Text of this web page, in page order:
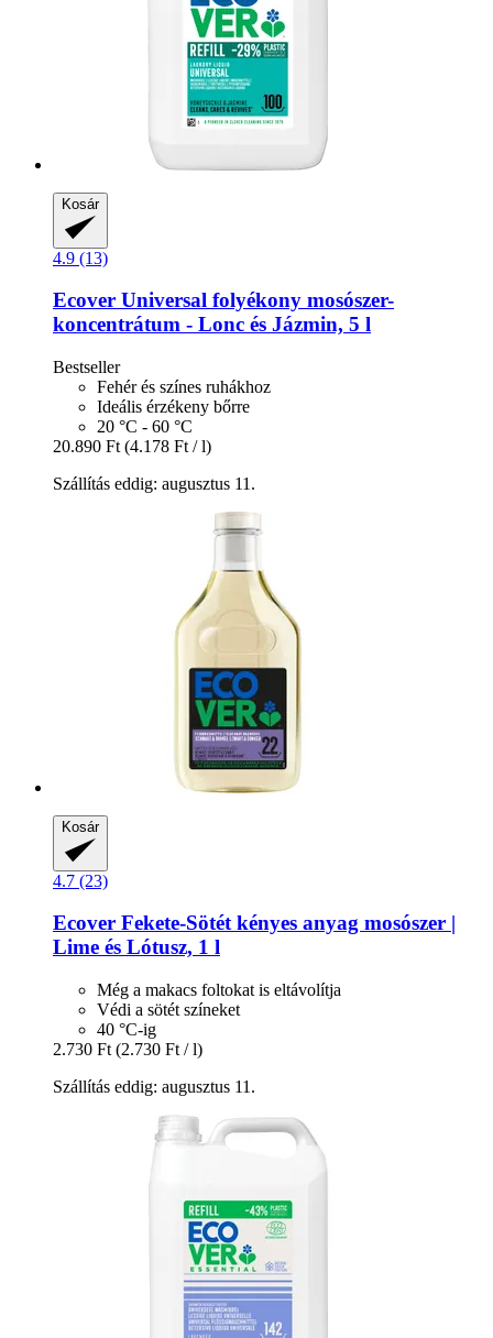
Kosár
4.9 (13)
Ecover Universal folyékony mosószer-​
koncentrátum -​ Lonc és Jázmin, 5 l
Bestseller
Fehér és színes ruhákhoz
Ideális érzékeny bőrre
20 °C - 60 °C
20.890 Ft (4.178 Ft / l)
Szállítás eddig: augusztus 11.
Kosár
4.7 (23)
Ecover Fekete-​Sötét kényes anyag mosószer |
Lime és Lótusz, 1 l
Még a makacs foltokat is eltávolítja
Védi a sötét színeket
40 °C-ig
2.730 Ft (2.730 Ft / l)
Szállítás eddig: augusztus 11.